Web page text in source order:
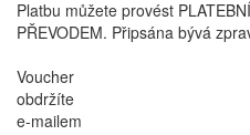
Platbu můžete provést
PŘEVODEM. Připsána bývá
Voucher
obdržíte
e-mailem